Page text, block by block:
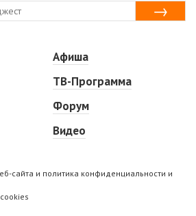
Афиша
ТВ-Программа
Форум
Видео
сайта и политика конфиденциальности и